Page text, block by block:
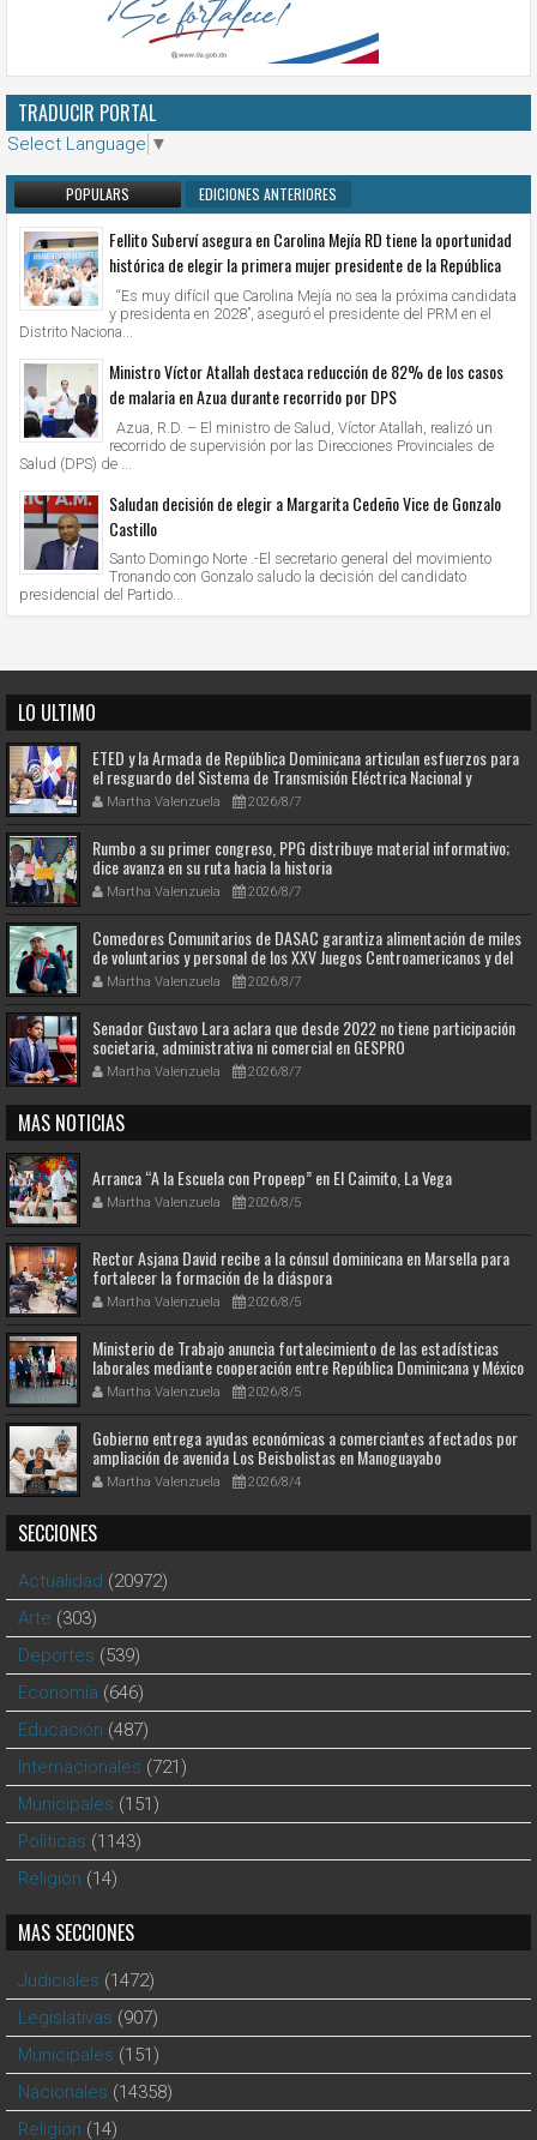
TRADUCIR PORTAL
Select Language ▼
POPULARS EDICIONES ANTERIORES
Fellito Suberví asegura en Carolina Mejía RD tiene la oportunidad
histórica de elegir la primera mujer presidente de la República
“Es muy difícil que Carolina Mejía no sea la próxima candidata
y presidenta en 2028”, aseguró el presidente del PRM en el
Distrito Naciona...
Ministro Víctor Atallah destaca reducción de 82% de los casos
de malaria en Azua durante recorrido por DPS
Azua, R.D. – El ministro de Salud, Víctor Atallah, realizó un
recorrido de supervisión por las Direcciones Provinciales de
Salud (DPS) de ...
Saludan decisión de elegir a Margarita Cedeño Vice de Gonzalo
Castillo
Santo Domingo Norte .-El secretario general del movimiento
Tronando con Gonzalo saludo la decisión del candidato
presidencial del Partido...
LO ULTIMO
ETED y la Armada de República Dominicana articulan esfuerzos para
el resguardo del Sistema de Transmisión Eléctrica Nacional y
fortalecimiento de capacidades.
Martha Valenzuela 2026/8/7
Rumbo a su primer congreso, PPG distribuye material informativo;
dice avanza en su ruta hacia la historia
Martha Valenzuela 2026/8/7
Comedores Comunitarios de DASAC garantiza alimentación de miles
de voluntarios y personal de los XXV Juegos Centroamericanos y del
Caribe Santo Domingo 2026
Martha Valenzuela 2026/8/7
Senador Gustavo Lara aclara que desde 2022 no tiene participación
societaria, administrativa ni comercial en GESPRO
Martha Valenzuela 2026/8/7
MAS NOTICIAS
Arranca “A la Escuela con Propeep” en El Caimito, La Vega
Martha Valenzuela 2026/8/5
Rector Asjana David recibe a la cónsul dominicana en Marsella para
fortalecer la formación de la diáspora
Martha Valenzuela 2026/8/5
Ministerio de Trabajo anuncia fortalecimiento de las estadísticas
laborales mediante cooperación entre República Dominicana y México
Martha Valenzuela 2026/8/5
Gobierno entrega ayudas económicas a comerciantes afectados por
ampliación de avenida Los Beisbolistas en Manoguayabo
Martha Valenzuela 2026/8/4
SECCIONES
Actualidad (20972)
Arte (303)
Deportes (539)
Economía (646)
Educación (487)
Internacionales (721)
Municipales (151)
Polìticas (1143)
Religion (14)
MAS SECCIONES
Judiciales (1472)
Legislativas (907)
Municipales (151)
Nacionales (14358)
Religion (14)